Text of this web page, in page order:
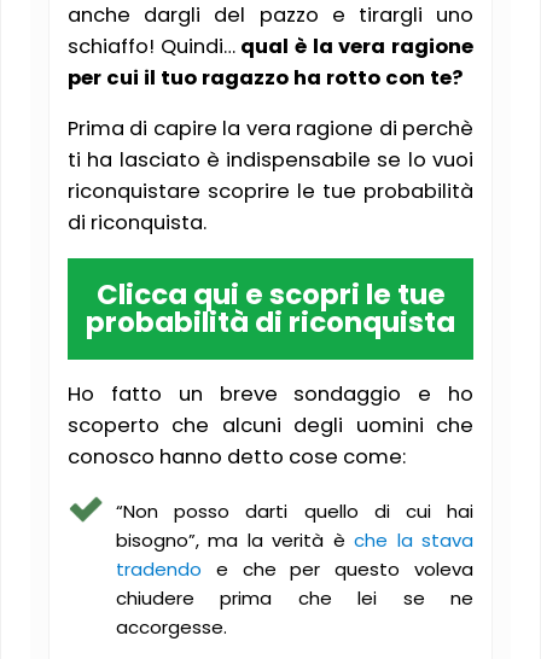
anche dargli del pazzo e tirargli uno
schiaffo! Quindi… qual è la vera ragione
per cui il tuo ragazzo ha rotto con te?
Prima di capire la vera ragione di perchè
ti ha lasciato è indispensabile se lo vuoi
riconquistare scoprire le tue probabilità
di riconquista.
Clicca qui e scopri le tue
probabilità di riconquista
Ho fatto un breve sondaggio e ho
scoperto che alcuni degli uomini che
conosco hanno detto cose come:
“Non posso darti quello di cui hai
bisogno”, ma la verità èche la stava
tradendo e che per questo voleva
chiudere prima che lei se ne
accorgesse.